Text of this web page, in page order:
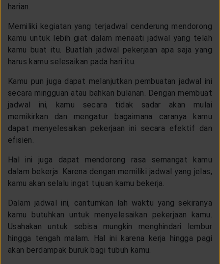
harian.
Memiliki kegiatan yang terjadwal cenderung mendorong
kamu untuk lebih giat dalam menaati jadwal yang telah
kamu buat itu. Buatlah jadwal pekerjaan apa saja yang
harus kamu selesaikan pada hari itu.
Kamu pun juga dapat melanjutkan pembuatan jadwal ini
secara mingguan atau bahkan bulanan. Dengan membuat
jadwal ini, kamu secara tidak sadar akan mulai
memikirkan dan mengatur bagaimana caranya kamu
dapat menyelesaikan pekerjaan ini secara efektif dan
efisien.
Hal ini juga dapat mendorong rasa semangat kamu
dalam bekerja. Karena dengan memiliki jadwal yang jelas,
kamu akan selalu ingat tujuan kamu bekerja.
Dalam jadwal ini, cantumkan lah waktu yang sekiranya
kamu butuhkan untuk menyelesaikan pekerjaan kamu.
Usahakan untuk sebisa mungkin menghindari lembur
hingga tengah malam. Hal ini karena kerja hingga pagi
akan berdampak buruk bagi tubuh kamu.